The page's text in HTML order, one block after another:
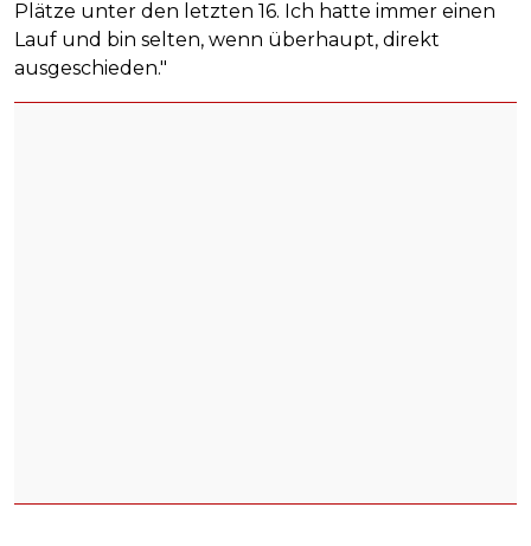
Plätze unter den letzten 16. Ich hatte immer einen
Lauf und bin selten, wenn überhaupt, direkt
ausgeschieden."